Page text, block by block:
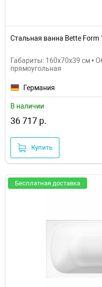
Стальная ванна Bette Form
Габариты: 160x70x39 см •
прямоугольная
Германия
В наличии
36 717 р.
Купить
Бесплатная доставка